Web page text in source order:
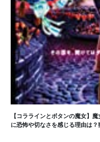
【コララインとボタンの魔女】
に恐怖や切なさを感じる理由は？